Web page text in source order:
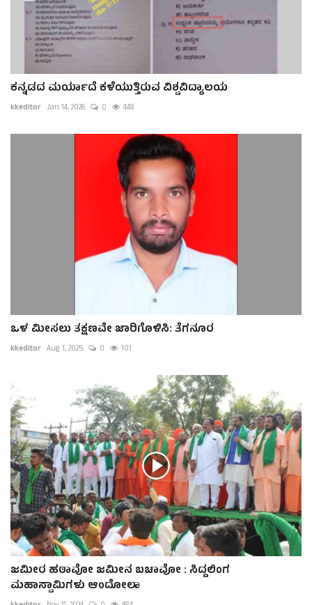
ಕನ್ನಡದ ಮರ್ಯಾದೆ ಕಳೆಯುತ್ತಿರುವ ವಿಶ್ವವಿದ್ಯಾಲಯ
kkeditor Jan 14, 2026 0 448
ಒಳ ಮೀಸಲು ತಕ್ಷಣವೇ ಜಾರಿಗೊಳಿಸಿ: ತೆಗನೂರ
kkeditor Aug 1, 2025 0 101
ಜಮೀರ ಹಠಾವೋ ಜಮೀನ ಬಚಾವೋ : ಸಿದ್ದಲಿಂಗ
ಮಹಾಸ್ವಾಮಿಗಳು ಆಂದೋಲಾ